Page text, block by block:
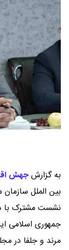
به گزارشجهش
بین ‌الملل
نشست مشترک با
جمهوری اسلامی
مرند و جلفا در